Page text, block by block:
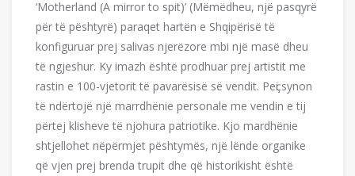
‘Motherland (A mirror to spit)’ (Mëmëdheu, një pasqyrë
për të pështyrë) paraqet hartën e Shqipërisë të
konfiguruar prej salivas njerëzore mbi një masë dheu
të ngjeshur. Ky imazh është prodhuar prej artistit me
rastin e 100-vjetorit të pavarësisë së vendit. Peҫi synon
të ndërtojë një marrdhënie personale me vendin e tij
përtej klisheve të njohura patriotike. Kjo mardhënie
shtjellohet nëpërmjet pështymës, një lënde organike
që vjen prej brenda trupit dhe që historikisht është